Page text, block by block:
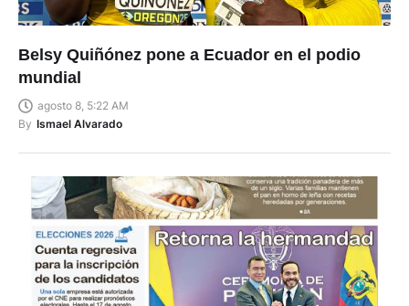
Belsy Quiñónez pone a Ecuador en el podio
mundial
agosto 8, 5:22 AM
By Ismael Alvarado